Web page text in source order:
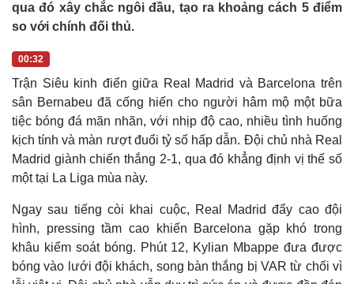
qua đó xây chắc ngôi đầu, tạo ra khoảng cách 5 điểm
so với chính đối thủ.
00:32
Trận Siêu kinh điển giữa Real Madrid và Barcelona trên
sân Bernabeu đã cống hiến cho người hâm mộ một bữa
tiệc bóng đá mãn nhãn, với nhịp độ cao, nhiều tình huống
kịch tính và màn rượt đuổi tỷ số hấp dẫn. Đội chủ nhà Real
Madrid giành chiến thắng 2-1, qua đó khẳng định vị thế số
một tại La Liga mùa này.
Ngay sau tiếng còi khai cuộc, Real Madrid đẩy cao đội
hình, pressing tầm cao khiến Barcelona gặp khó trong
khâu kiểm soát bóng. Phút 12, Kylian Mbappe đưa được
bóng vào lưới đội khách, song bàn thắng bị VAR từ chối vì